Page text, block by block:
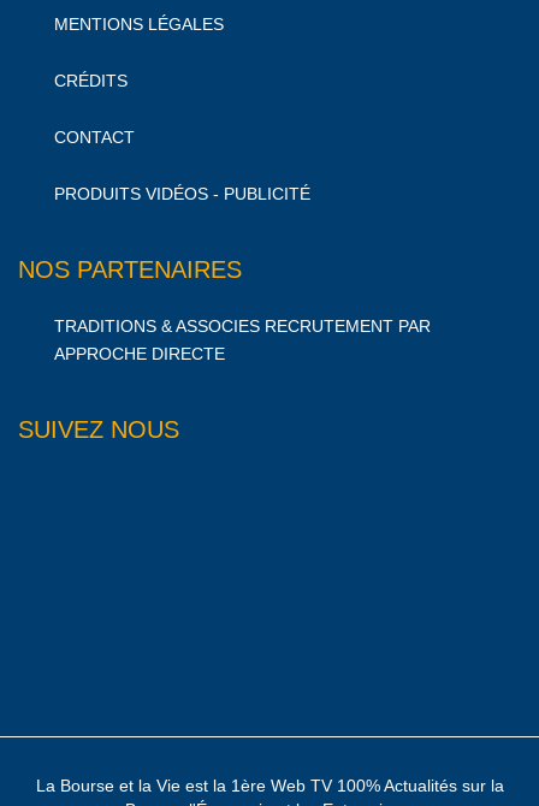
MENTIONS LÉGALES
CRÉDITS
CONTACT
PRODUITS VIDÉOS - PUBLICITÉ
NOS PARTENAIRES
TRADITIONS & ASSOCIES RECRUTEMENT PAR
APPROCHE DIRECTE
SUIVEZ NOUS
La Bourse et la Vie est la 1ère Web TV 100% Actualités sur la